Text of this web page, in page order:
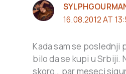
16.08.2012 AT
Kada sam se poslednji
bilo da se kupi u Srbiji.
skoro… par meseci